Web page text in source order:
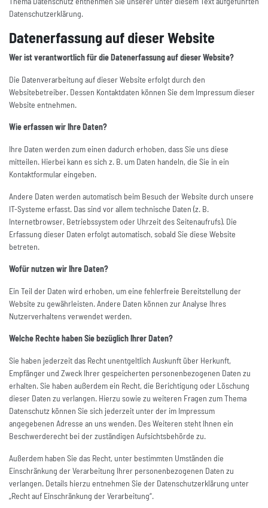
Datenschutzerklärung.
Datenerfassung auf dieser Website
Wer ist verantwortlich für die Datenerfassung auf dieser Website?
Die Datenverarbeitung auf dieser Website erfolgt durch den
Websitebetreiber. Dessen Kontaktdaten können Sie dem Impressum dieser
Website entnehmen.
Wie erfassen wir Ihre Daten?
Ihre Daten werden zum einen dadurch erhoben, dass Sie uns diese
mitteilen. Hierbei kann es sich z. B. um Daten handeln, die Sie in ein
Kontaktformular eingeben.
Andere Daten werden automatisch beim Besuch der Website durch unsere
IT-Systeme erfasst. Das sind vor allem technische Daten (z. B.
Internetbrowser, Betriebssystem oder Uhrzeit des Seitenaufrufs). Die
Erfassung dieser Daten erfolgt automatisch, sobald Sie diese Website
betreten.
Wofür nutzen wir Ihre Daten?
Ein Teil der Daten wird erhoben, um eine fehlerfreie Bereitstellung der
Website zu gewährleisten. Andere Daten können zur Analyse Ihres
Nutzerverhaltens verwendet werden.
Welche Rechte haben Sie bezüglich Ihrer Daten?
Sie haben jederzeit das Recht unentgeltlich Auskunft über Herkunft,
Empfänger und Zweck Ihrer gespeicherten personenbezogenen Daten zu
erhalten. Sie haben außerdem ein Recht, die Berichtigung oder Löschung
dieser Daten zu verlangen. Hierzu sowie zu weiteren Fragen zum Thema
Datenschutz können Sie sich jederzeit unter der im Impressum
angegebenen Adresse an uns wenden. Des Weiteren steht Ihnen ein
Beschwerderecht bei der zuständigen Aufsichtsbehörde zu.
Außerdem haben Sie das Recht, unter bestimmten Umständen die
Einschränkung der Verarbeitung Ihrer personenbezogenen Daten zu
verlangen. Details hierzu entnehmen Sie der Datenschutzerklärung unter
„Recht auf Einschränkung der Verarbeitung“.